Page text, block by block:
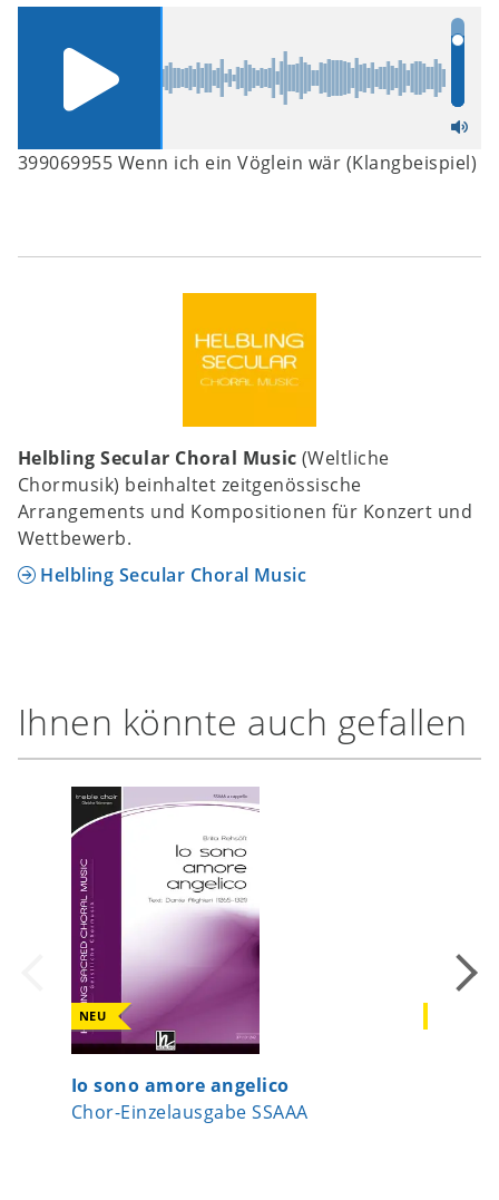
399069955 Wenn ich ein Vöglein wär (Klangbeispiel)
Helbling Secular Choral Music (Weltliche
Chormusik) beinhaltet zeitgenössische
Arrangements und Kompositionen für Konzert und
Wettbewerb.
Helbling Secular Choral Music
Ihnen könnte auch gefallen
NEU
Io sono amore angelico
Chor-Einzelausgabe SSAAA